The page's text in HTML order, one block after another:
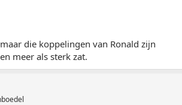
die koppelingen van Ronald zijn
meer als sterk zat.